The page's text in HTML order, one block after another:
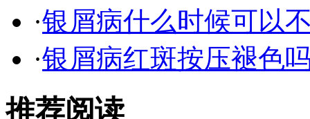
·银屑病什么时候可以
·银屑病红斑按压褪色
推荐阅读